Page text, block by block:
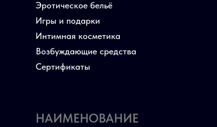
Эротическое бельё
Игры и подарки
Интимная косметика
Возбуждающие средства
Сертификаты
НАИМЕНОВАНИЕ